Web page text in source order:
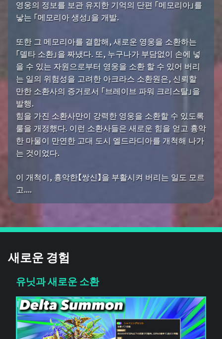
영웅의 정보를 보관 유지한 기억의 단편 「메모리아」를
낳는 「메모리아 생성」을 개발.
또한 그 메모리아를 결합해, 새로운 영웅을 소환하는
「델타 소환」을 짜냈다. 또, 누구나가 부담없이 손에 넣
을 수 있는 자원으로부터 영웅을 소환 할 수 있어 버리
는 일의 위험성을 고려한 아크라스 소환원은, 신뢰할
만한 소환사의 증거로서 「브레이브 파워 크리스탈」을
발행.
힘을 가진 소환사만이 강력한 영웅을 소환할 수 있도록
룰을 개정했다. 이런 소환사들은 새로운 힘을 얻고 흉악
한 마물이 만연한 고대 도시 엘드라디아를 개척해 나가
는 것이었다.
이 개척이, 흉악한【쌍신】을 부활시켜 버리는 일도 모르
고....
새로운 경험
유닛과 새로운 소환